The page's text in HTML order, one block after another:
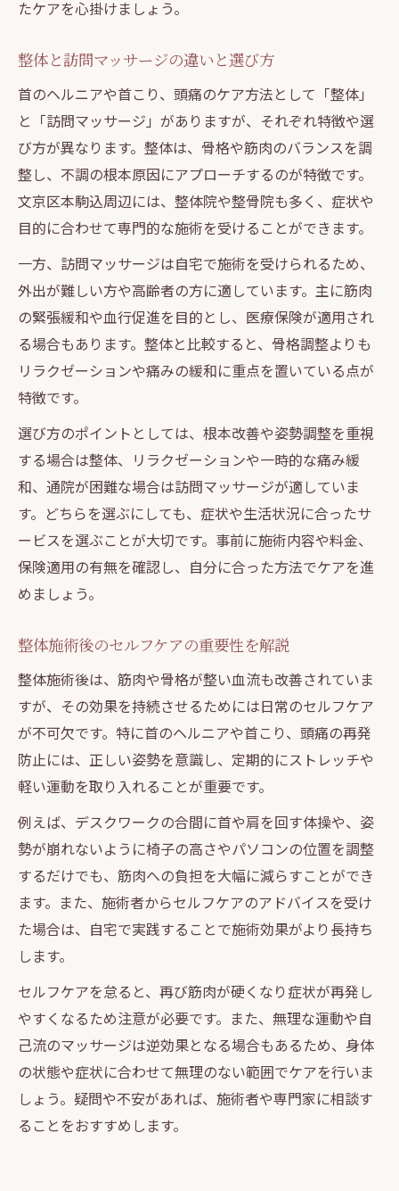
たケアを心掛けましょう。
整体と訪問マッサージの違いと選び方
首のヘルニアや首こり、頭痛のケア方法として「整体」
と「訪問マッサージ」がありますが、それぞれ特徴や選
び方が異なります。整体は、骨格や筋肉のバランスを調
整し、不調の根本原因にアプローチするのが特徴です。
文京区本駒込周辺には、整体院や整骨院も多く、症状や
目的に合わせて専門的な施術を受けることができます。
一方、訪問マッサージは自宅で施術を受けられるため、
外出が難しい方や高齢者の方に適しています。主に筋肉
の緊張緩和や血行促進を目的とし、医療保険が適用され
る場合もあります。整体と比較すると、骨格調整よりも
リラクゼーションや痛みの緩和に重点を置いている点が
特徴です。
選び方のポイントとしては、根本改善や姿勢調整を重視
する場合は整体、リラクゼーションや一時的な痛み緩
和、通院が困難な場合は訪問マッサージが適していま
す。どちらを選ぶにしても、症状や生活状況に合ったサ
ービスを選ぶことが大切です。事前に施術内容や料金、
保険適用の有無を確認し、自分に合った方法でケアを進
めましょう。
整体施術後のセルフケアの重要性を解説
整体施術後は、筋肉や骨格が整い血流も改善されていま
すが、その効果を持続させるためには日常のセルフケア
が不可欠です。特に首のヘルニアや首こり、頭痛の再発
防止には、正しい姿勢を意識し、定期的にストレッチや
軽い運動を取り入れることが重要です。
例えば、デスクワークの合間に首や肩を回す体操や、姿
勢が崩れないように椅子の高さやパソコンの位置を調整
するだけでも、筋肉への負担を大幅に減らすことができ
ます。また、施術者からセルフケアのアドバイスを受け
た場合は、自宅で実践することで施術効果がより長持ち
します。
セルフケアを怠ると、再び筋肉が硬くなり症状が再発し
やすくなるため注意が必要です。また、無理な運動や自
己流のマッサージは逆効果となる場合もあるため、身体
の状態や症状に合わせて無理のない範囲でケアを行いま
しょう。疑問や不安があれば、施術者や専門家に相談す
ることをおすすめします。